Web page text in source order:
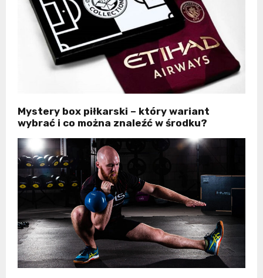
Mystery box piłkarski – który wariant
wybrać i co można znaleźć w środku?